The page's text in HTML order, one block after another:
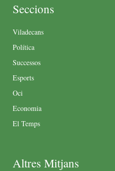
Seccions
Viladecans
Política
Successos
Esports
Oci
Economia
El Temps
Altres Mitjans